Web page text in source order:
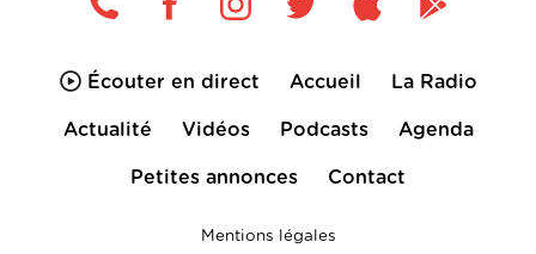
Écouter en direct Accueil La Radio
Actualité Vidéos Podcasts Agenda
Petites annonces Contact
Mentions légales